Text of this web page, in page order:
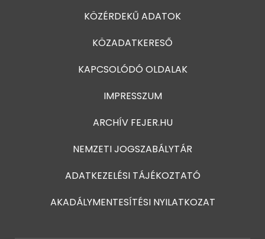
KÖZÉRDEKŰ ADATOK
KÖZADATKERESŐ
KAPCSOLÓDÓ OLDALAK
IMPRESSZUM
ARCHÍV FEJER.HU
NEMZETI JOGSZABÁLYTÁR
ADATKEZELÉSI TÁJÉKOZTATÓ
AKADÁLYMENTESÍTÉSI NYILATKOZAT